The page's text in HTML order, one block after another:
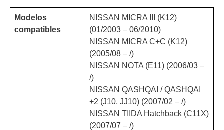
Modelos
compatibles
NISSAN MICRA III (K12)
(01/2003 – 06/2010)
NISSAN MICRA C+C (K12)
(2005/08 – /)
NISSAN NOTA (E11) (2006/03 –
/)
NISSAN QASHQAI / QASHQAI
+2 (J10, JJ10) (2007/02 – /)
NISSAN TIIDA Hatchback (C11X)
(2007/07 – /)